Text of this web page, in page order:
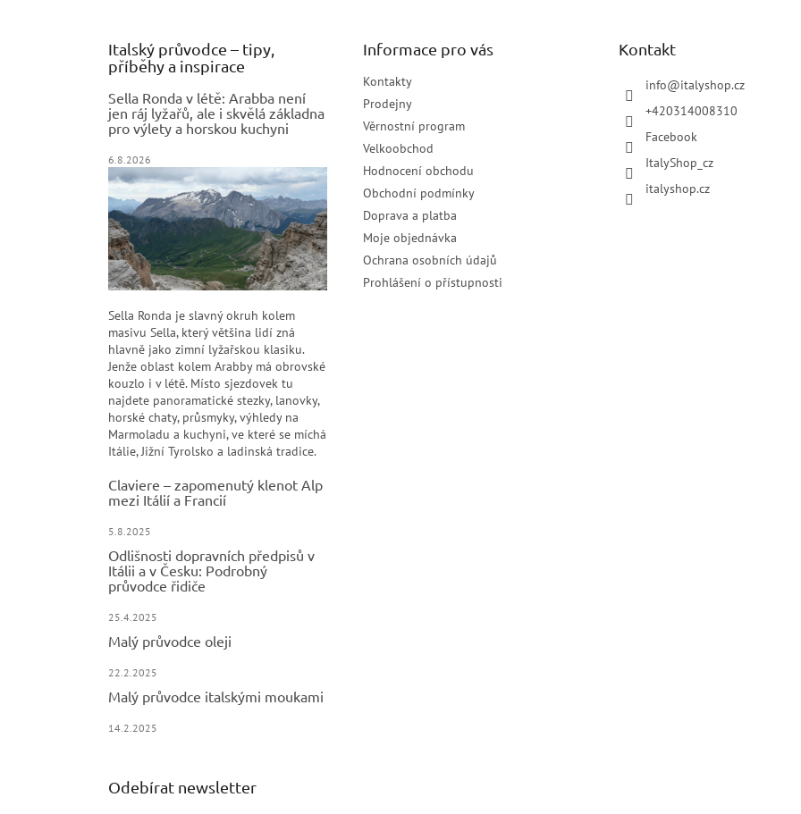
Italský průvodce – tipy,
příběhy a inspirace
Sella Ronda v létě: Arabba není
jen ráj lyžařů, ale i skvělá základna
pro výlety a horskou kuchyni
6.8.2026
Sella Ronda je slavný okruh kolem
masivu Sella, který většina lidí zná
hlavně jako zimní lyžařskou klasiku.
Jenže oblast kolem Arabby má obrovské
kouzlo i v létě. Místo sjezdovek tu
najdete panoramatické stezky, lanovky,
horské chaty, průsmyky, výhledy na
Marmoladu a kuchyni, ve které se míchá
Itálie, Jižní Tyrolsko a ladinská tradice.
Claviere – zapomenutý klenot Alp
mezi Itálií a Francií
5.8.2025
Odlišnosti dopravních předpisů v
Itálii a v Česku: Podrobný
průvodce řidiče
25.4.2025
Malý průvodce oleji
22.2.2025
Malý průvodce italskými moukami
14.2.2025
Informace pro vás
Kontakty
Prodejny
Věrnostní program
Velkoobchod
Hodnocení obchodu
Obchodní podmínky
Doprava a platba
Moje objednávka
Ochrana osobních údajů
Prohlášení o přístupnosti
Kontakt
info@italyshop.cz
+420314008310
Facebook
ItalyShop_cz
italyshop.cz
Odebírat newsletter